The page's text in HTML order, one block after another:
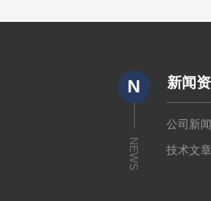
N
NEWS
新闻
公司新
技术文